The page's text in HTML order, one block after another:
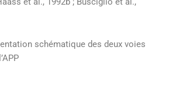
schématique des deux voies